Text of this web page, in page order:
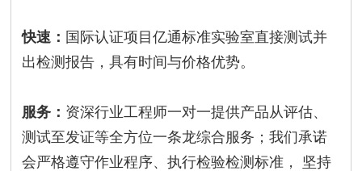
快速： 国际认证项目亿通标准实验室直接测试并
出检测报告，具有时间与价格优势。
服务： 资深行业工程师一对一提供产品从评估、
测试至发证等全方位一条龙综合服务；我们承诺
会严格遵守作业程序、执行检验检测标准， 坚持